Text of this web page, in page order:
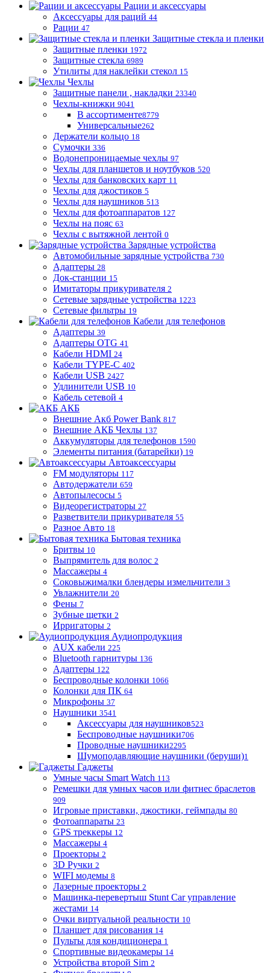
Рации и аксессуары
Аксессуары для раций 44
Рации 47
Защитные стекла и пленки
Защитные пленки 1972
Защитные стекла 6989
Утилиты для наклейки стекол 15
Чехлы
Защитные панели , накладки 23340
Чехлы-книжки 9041
В ассортименте8779
Универсальные262
Держатели кольцо 18
Сумочки 336
Водонепроницаемые чехлы 97
Чехлы для планшетов и ноутбуков 520
Чехлы для банковских карт 11
Чехлы для джостиков 5
Чехлы для наушников 513
Чехлы для фотоаппаратов 127
Чехлы на пояс 63
Чехлы с вытяжной лентой 0
Зарядные устройства
Автомобильные зарядные устройства 730
Адаптеры 28
Док-станции 15
Имитаторы прикуривателя 2
Сетевые зарядные устройства 1223
Сетевые фильтры 19
Кабели для телефонов
Адаптеры 39
Адаптеры OTG 41
Кабели HDMI 24
Кабели TYPE-C 402
Кабели USB 2427
Удлинители USB 10
Кабель сетевой 4
АКБ
Внешние Акб Power Bank 817
Внешние АКБ Чехлы 137
Аккумуляторы для телефонов 1590
Элементы питания (батарейки) 19
Автоаксессуары
FM модуляторы 117
Автодержатели 659
Автопылесосы 5
Видеорегистраторы 27
Разветвители прикуривателя 55
Разное Авто 18
Бытовая техника
Бритвы 10
Выпрямитель для волос 2
Массажеры 4
Соковыжималки блендеры измельчители 3
Увлажнители 20
Фены 7
Зубные щетки 2
Ирригаторы 2
Аудиопродукция
AUX кабели 225
Bluetooth гарнитуры 136
Адаптеры 122
Беспроводные колонки 1066
Колонки для ПК 64
Микрофоны 37
Наушники 3541
Аксессуары для наушников523
Беспроводные наушники706
Проводные наушники2295
Шумоподавляющие наушники (беруши)1
Гаджеты
Умные часы Smart Watch 113
Ремешки для умных часов или фитнес браслетов
909
Игровые приставки, джостики, геймпады 80
Фотоаппараты 23
GPS треккеры 12
Массажеры 4
Проекторы 2
3D Ручки 2
WIFI модемы 8
Лазерные проекторы 2
Машинка-перевертыш Stunt Car управление
жестами 14
Очки виртуальной реальности 10
Планшет для рисования 14
Пульты для кондиционера 1
Спортивные видеокамеры 14
Устройства второй Sim 2